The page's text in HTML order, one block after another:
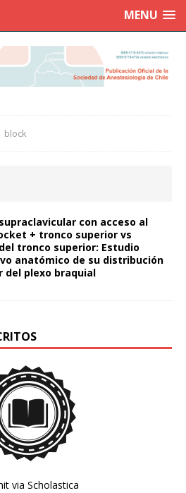
MENU
block
con acceso al
+ tronco superior vs
tronco superior: Estudio
anatómico de su distribución
del plexo braquial
via Scholastica